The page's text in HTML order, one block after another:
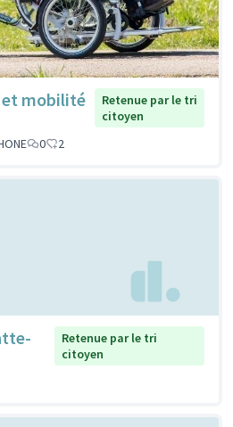
et mobilité
Retenue par le tri
citoyen
0 2
Retenue par le tri
citoyen